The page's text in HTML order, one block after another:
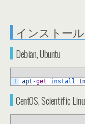
インストール
Debian, Ubuntu
1
apt -get install
CentOS, Scientific